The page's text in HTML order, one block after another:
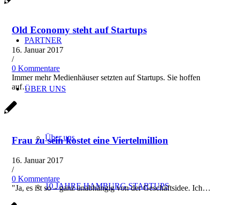
PARTNER
ÜBER UNS
Über uns
10 JAHRE HAMBURG STARTUPS
Old Economy steht auf Startups
16. Januar 2017
/
0 Kommentare
Immer mehr Medienhäuser setzten auf Startups. Sie hoffen
auf…
Frau zu sein kostet eine Viertelmillion
16. Januar 2017
/
0 Kommentare
"Ja, es ist so – ganz unabhängig von der Geschäftsidee. Ich…